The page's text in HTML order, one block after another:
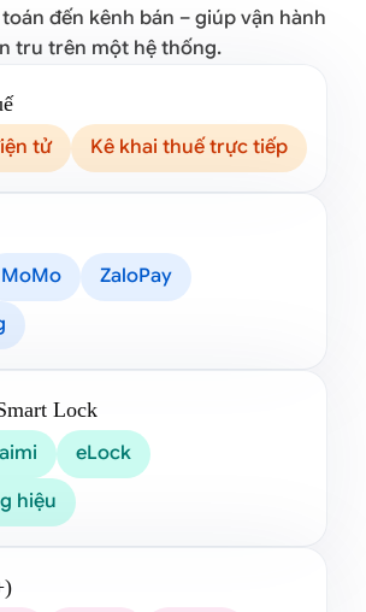
đến kênh bán – giúp vận hành
tru trên một hệ thống.
tử
Kê khai thuế trực tiếp
MoMo
ZaloPay
Lock
eLock
hiệu